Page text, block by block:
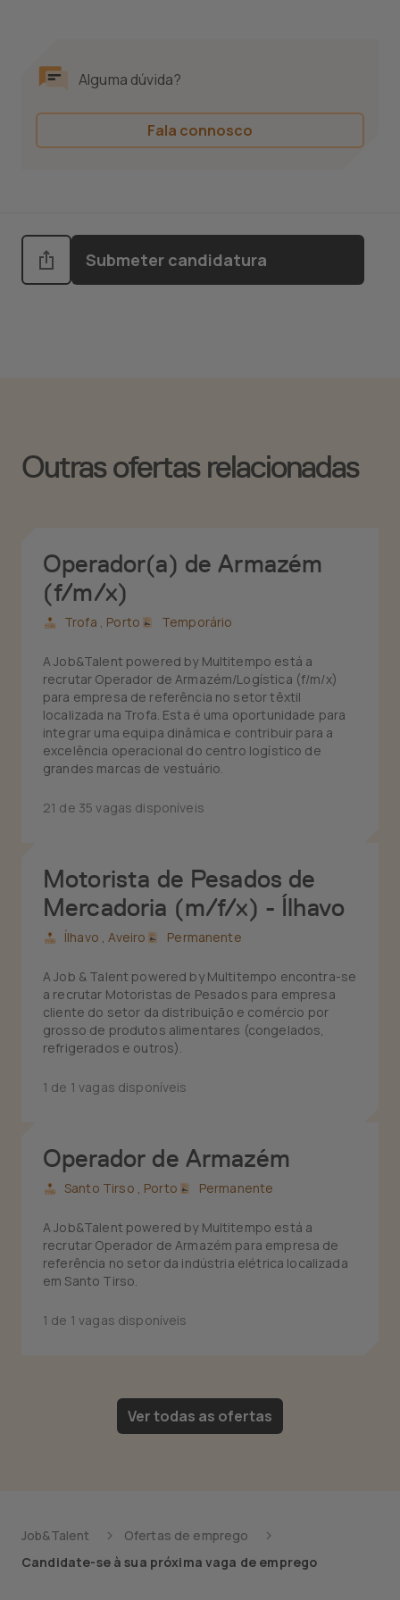
Alguma dúvida?
Fala connosco
Submeter candidatura
Outras ofertas relacionadas
Operador(a) de Armazém
(f/m/x)
Trofa , Porto Temporário
A Job&Talent powered by Multitempo está a
recrutar Operador de Armazém/Logística (f/m/x)
para empresa de referência no setor têxtil
localizada na Trofa. Esta é uma oportunidade para
integrar uma equipa dinâmica e contribuir para a
excelência operacional do centro logístico de
grandes marcas de vestuário.
21 de 35 vagas disponíveis
Motorista de Pesados de
Mercadoria (m/f/x) - Ílhavo
Ílhavo ,Aveiro Permanente
A Job & Talent powered by Multitempo encontra-se
a recrutar Motoristas de Pesados para empresa
cliente do setor da distribuição e comércio por
grosso de produtos alimentares (congelados,
refrigerados e outros).
1 de 1 vagas disponíveis
Operador de Armazém
Santo Tirso , Porto Permanente
A Job&Talent powered by Multitempo está a
recrutar Operador de Armazém para empresa de
referência no setor da indústria elétrica localizada
em Santo Tirso.
1 de 1 vagas disponíveis
Ver todas as ofertas
Job&Talent
Ofertas de emprego
Candidate-se à sua próxima vaga de emprego